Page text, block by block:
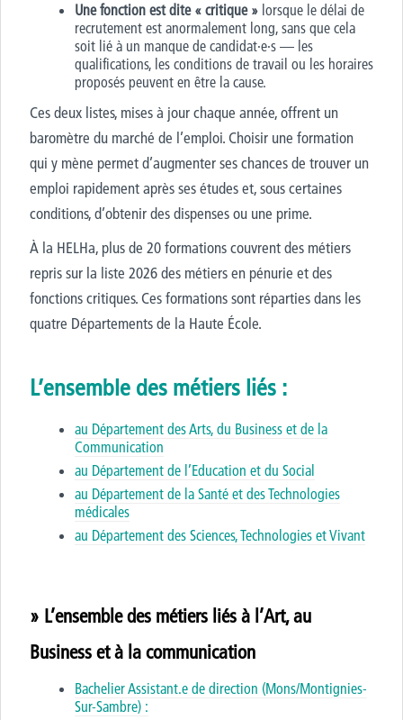
Une fonction est dite « critique » lorsque le délai de
recrutement est anormalement long, sans que cela
soit lié à un manque de candidat·e·s — les
qualifications, les conditions de travail ou les horaires
proposés peuvent en être la cause.
Ces deux listes, mises à jour chaque année, offrent un
baromètre du marché de l’emploi. Choisir une formation
qui y mène permet d’augmenter ses chances de trouver un
emploi rapidement après ses études et, sous certaines
conditions, d’obtenir des dispenses ou une prime.
À la HELHa, plus de 20 formations couvrent des métiers
repris sur la liste 2026 des métiers en pénurie et des
fonctions critiques. Ces formations sont réparties dans les
quatre Départements de la Haute École.
L’ensemble des métiers liés :
au Département des Arts, du Business et de la
Communication
au Département de l’Education et du Social
au Département de la Santé et des Technologies
médicales
au Département des Sciences, Technologies et Vivant
» L’ensemble des métiers liés à l’Art, au
Business et à la communication
Bachelier Assistant.e de direction (Mons/Montignies-
Sur-Sambre) :